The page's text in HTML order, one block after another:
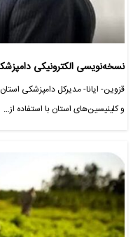
نسخه‌نویسی الکترونیکی
قزوین- ایانا- مدیرکل دامپزشکی
و کلینیسین‌های استان با استفاده از…